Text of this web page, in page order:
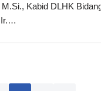
Kabid DLHK
Ir.…